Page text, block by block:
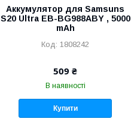
Аккумулятор для Samsuns
S20 Ultra EB-BG988ABY , 5000
mAh
1808242
509 ₴
В наявності
Купити